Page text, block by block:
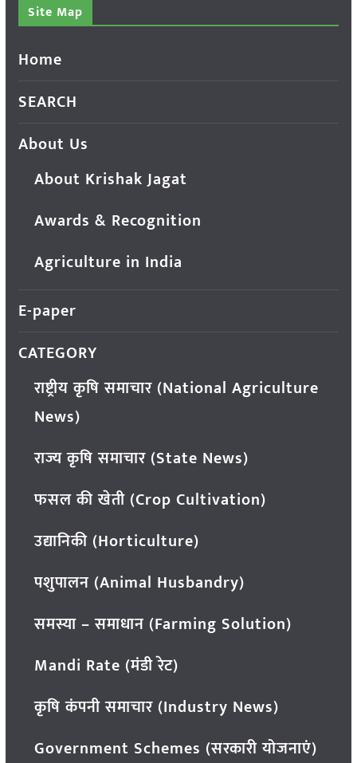
Site Map
Home
SEARCH
About Us
About Krishak Jagat
Awards & Recognition
Agriculture in India
E-paper
CATEGORY
राष्ट्रीय कृषि समाचार (National Agriculture
News)
राज्य कृषि समाचार (State News)
फसल की खेती (Crop Cultivation)
उद्यानिकी (Horticulture)
पशुपालन (Animal Husbandry)
समस्या – समाधान (Farming Solution)
Mandi Rate (मंडी रेट)
कृषि कंपनी समाचार (Industry News)
Government Schemes (सरकारी योजनाएं)